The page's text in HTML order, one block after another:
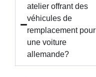
atelier offrant des
véhicules de
remplacement pour
une voiture
allemande?